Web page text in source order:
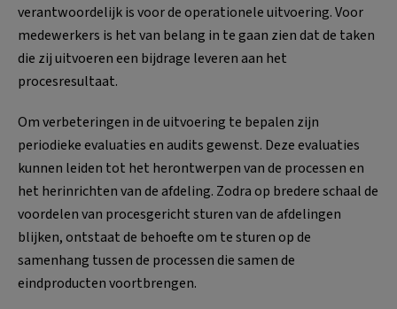
verantwoordelijk is voor de operationele uitvoering. Voor
medewerkers is het van belang in te gaan zien dat de taken
die zij uitvoeren een bijdrage leveren aan het
procesresultaat.
Om verbeteringen in de uitvoering te bepalen zijn
periodieke evaluaties en audits gewenst. Deze evaluaties
kunnen leiden tot het herontwerpen van de processen en
het herinrichten van de afdeling. Zodra op bredere schaal de
voordelen van procesgericht sturen van de afdelingen
blijken, ontstaat de behoefte om te sturen op de
samenhang tussen de processen die samen de
eindproducten voortbrengen.